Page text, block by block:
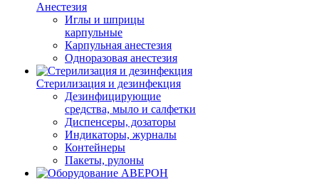
Анестезия
Иглы и шприцы
карпульные
Карпульная анестезия
Одноразовая анестезия
Стерилизация и дезинфекция
Дезинфицирующие
средства, мыло и салфетки
Диспенсеры, дозаторы
Индикаторы, журналы
Контейнеры
Пакеты, рулоны